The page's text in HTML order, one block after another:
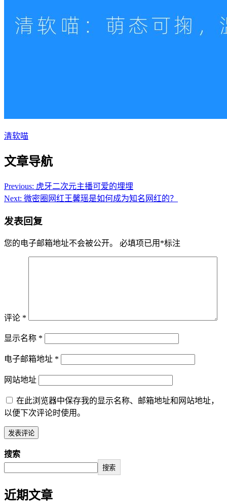
清软喵
文章导航
Previous: 虎牙二次元主播可爱的埋埋
Next: 微密圈网红王馨瑶是如何成为知名网红的？
发表回复
您的电子邮箱地址不会被公开。 必填项已用 *标注
评论 *
显示名称 *
电子邮箱地址 *
网站地址
在此浏览器中保存我的显示名称、邮箱地址和网站地址，
以便下次评论时使用。
搜索
搜索
近期文章